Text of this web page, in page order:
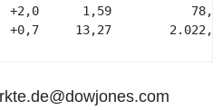
+2,0      1,59
+0,7     13,27